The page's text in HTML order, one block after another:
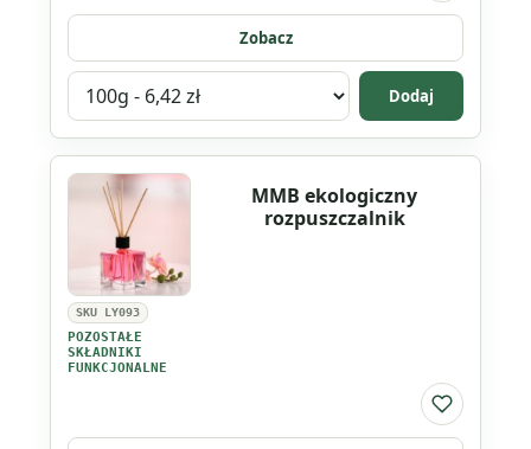
Zobacz
Wybierz
wariant
produktu
Ksylitol
Dodaj
SKU LY093
POZOSTAŁE
SKŁADNIKI
FUNKCJONALNE
MMB ekologiczny
rozpuszczalnik
Do listy